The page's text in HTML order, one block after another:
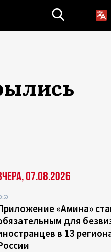
07.08.2026
«Амина»
для
в 13